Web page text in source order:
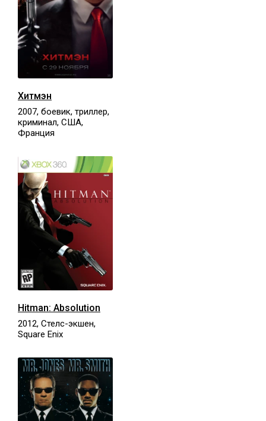
Хитмэн
2007, боевик, триллер,
криминал, США,
Франция
Hitman: Absolution
2012, Стелс-экшен,
Square Enix